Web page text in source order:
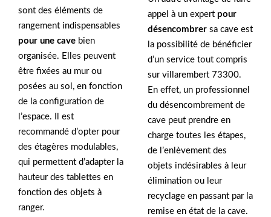
sont des éléments de
rangement indispensables
pour une cave bien
organisée. Elles peuvent
être fixées au mur ou
posées au sol, en fonction
de la configuration de
l’espace. Il est
recommandé d’opter pour
des étagères modulables,
qui permettent d’adapter la
hauteur des tablettes en
fonction des objets à
ranger.
appel à un expert pour
désencombrer sa cave est
la possibilité de bénéficier
d’un service tout compris
sur villarembert 73300.
En effet, un professionnel
du désencombrement de
cave peut prendre en
charge toutes les étapes,
de l’enlèvement des
objets indésirables à leur
élimination ou leur
recyclage en passant par la
remise en état de la cave.